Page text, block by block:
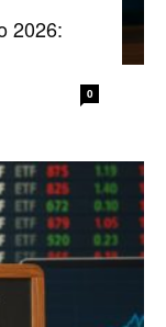
2026:
0